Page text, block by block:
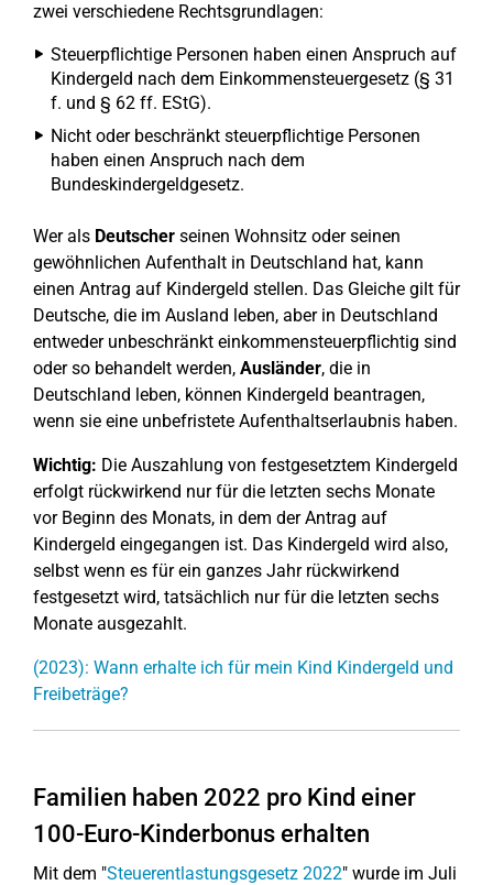
zwei verschiedene Rechtsgrundlagen:
Steuerpflichtige Personen haben einen Anspruch auf
Kindergeld nach dem Einkommensteuergesetz (§ 31
f. und § 62 ff. EStG).
Nicht oder beschränkt steuerpflichtige Personen
haben einen Anspruch nach dem
Bundeskindergeldgesetz.
Wer als Deutscher seinen Wohnsitz oder seinen
gewöhnlichen Aufenthalt in Deutschland hat, kann
einen Antrag auf Kindergeld stellen. Das Gleiche gilt für
Deutsche, die im Ausland leben, aber in Deutschland
entweder unbeschränkt einkommensteuerpflichtig sind
oder so behandelt werden, Ausländer, die in
Deutschland leben, können Kindergeld beantragen,
wenn sie eine unbefristete Aufenthaltserlaubnis haben.
Wichtig: Die Auszahlung von festgesetztem Kindergeld
erfolgt rückwirkend nur für die letzten sechs Monate
vor Beginn des Monats, in dem der Antrag auf
Kindergeld eingegangen ist. Das Kindergeld wird also,
selbst wenn es für ein ganzes Jahr rückwirkend
festgesetzt wird, tatsächlich nur für die letzten sechs
Monate ausgezahlt.
(2023): Wann erhalte ich für mein Kind Kindergeld und
Freibeträge?
Familien haben 2022 pro Kind einer
100-Euro-Kinderbonus erhalten
Mit dem "Steuerentlastungsgesetz 2022" wurde im Juli